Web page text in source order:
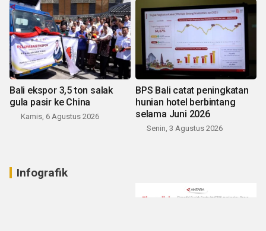
Bali ekspor 3,5 ton salak
gula pasir ke China
Kamis, 6 Agustus 2026
BPS Bali catat peningkatan
hunian hotel berbintang
selama Juni 2026
Senin, 3 Agustus 2026
Infografik